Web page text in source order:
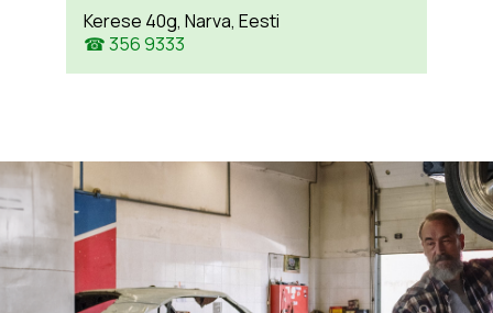
Kerese 40g, Narva, Eesti
☎ 356 9333